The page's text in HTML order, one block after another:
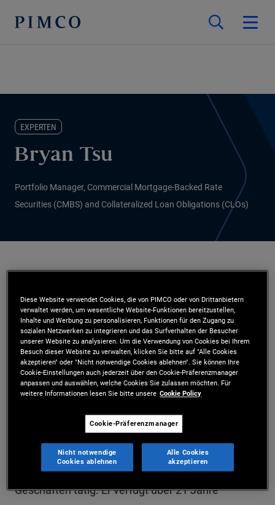
EXPERTEN
Bryan Tsu
Portfolio Manager, Commercial Mortgage-Backed Rate
Securities (CMBS) and Collateralized Loan Obligations (CLOs)
Portfoliomanager in der Niederlassung New York.
Er befasst sich schwerpunktmäßig mit
Commercial Mortgage-Backed Securities (CMBS)
und Collateralized Loan Obligations (CLOs). Bevor
er 2008 zu PIMCO wechselte, war er bei Bear
Stearns in New York in der Syndizierung von
Collateralized Loan und Collateralized Debt
Obligations sowie anderen forderungsbesicherten
Geschäften tätig. Er verfügt über 21 Jahre
Diese Website verwendet Cookies, die von PIMCO oder von Drittanbietern
verwaltet werden, um wesentliche Website-Funktionen bereitzustellen,
Inhalte und Werbung zu personalisieren, Funktionen für den Zugang zu
sozialen Netzwerken zu integrieren und das Surfverhalten der Besucher
unserer Website zu analysieren. Um die Verwendung von Cookies bei Ihrem
Besuch dieser Website zu verwalten, klicken Sie bitte auf "Alle Cookies
akzeptieren" oder "Nicht notwendige Cookies ablehnen". Sie können Ihre
Cookie-Einstellungen auch jederzeit über den Cookie-Präferenzmanager
anpassen und auswählen, welche Cookies Sie zulassen möchten. Für
weitere Informationen lesen Sie bitte unsere Cookie Policy
Cookie-Präferenzmanager
Nicht notwendige
Cookies ablehnen
Alle Cookies
akzeptieren